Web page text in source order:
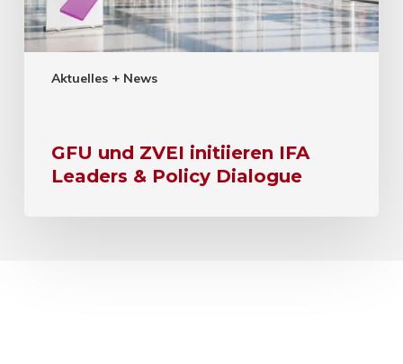
Aktuelles + News
GFU und ZVEI initiieren IFA
Leaders & Policy Dialogue